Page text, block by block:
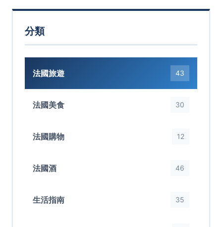
分類
法國旅遊 43
法國美食 30
法國購物 12
法國酒 46
生活指南 35